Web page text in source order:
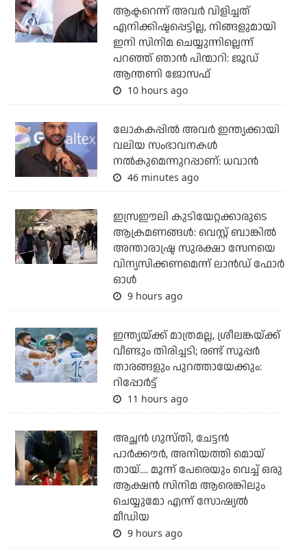
ആക്ടറെന്ന് അവര്‍ വിളിച്ചത്
എനിക്കിഷ്ടപ്പെട്ടില്ല, നിങ്ങളുമായി
ഇനി സിനിമ ചെയ്യുന്നില്ലെന്ന്
പറഞ്ഞ് ഞാന്‍ പിന്മാറി: ജൂഡ്
ആന്തണി ജോസഫ്
10 hours ago
ലോകകപ്പിൽ അവര്‍ ഇന്ത്യക്കായി
വലിയ സംഭാവനകള്‍
നല്‍കുമെന്നുറപ്പാണ്: ധവാന്‍
46 minutes ago
ഇസ്രഈലി കുടിയേറ്റക്കാരുടെ
ആക്രമണങ്ങള്‍: വെസ്റ്റ് ബാങ്കില്‍
അന്താരാഷ്ട്ര സുരക്ഷാ സേനയെ
വിന്യസിക്കണമെന്ന് ലാന്‍ഡ് ഫോര്‍
ഓള്‍
9 hours ago
ഇന്ത്യയ്ക്ക് മാത്രമല്ല, ശ്രീലങ്കയ്ക്ക്
വീണ്ടും തിരിച്ചടി; രണ്ട് സൂപ്പര്‍
താരങ്ങളും പുറത്തായേക്കും:
റിപ്പോര്‍ട്ട്
11 hours ago
അച്ഛന്‍ ഗുസ്തി, ചേട്ടന്‍
പാര്‍ക്കൗര്‍, അനിയത്തി മൊയ്
തായ്.... മൂന്ന് പേരെയും വെച്ച് ഒരു
ആക്ഷന്‍ സിനിമ ആരെങ്കിലും
ചെയ്യുമോ എന്ന് സോഷ്യല്‍
മീഡിയ
9 hours ago